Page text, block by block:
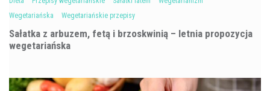
Wegetariańska
Wegetariańskie przepisy
Sałatka z arbuzem, fetą i brzoskwinią – letnia propozycja
wegetariańska